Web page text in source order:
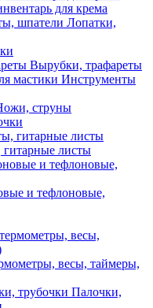
для крема
Лопатки,
Вырубки, трафареты
Инструменты
струны
листы
и тефлоновые,
весы, таймеры,
Палочки,